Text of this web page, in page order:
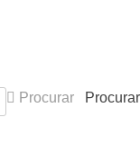
Procurar
Procurar